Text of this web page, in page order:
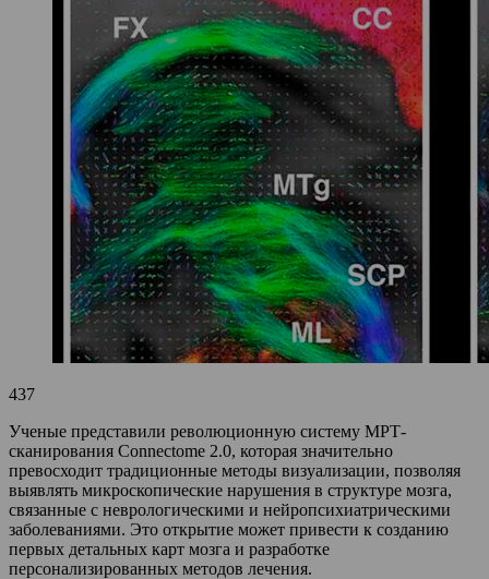
437
Ученые представили революционную систему МРТ-
сканирования Connectome 2.0, которая значительно
превосходит традиционные методы визуализации, позволяя
выявлять микроскопические нарушения в структуре мозга,
связанные с неврологическими и нейропсихиатрическими
заболеваниями. Это открытие может привести к созданию
первых детальных карт мозга и разработке
персонализированных методов лечения.